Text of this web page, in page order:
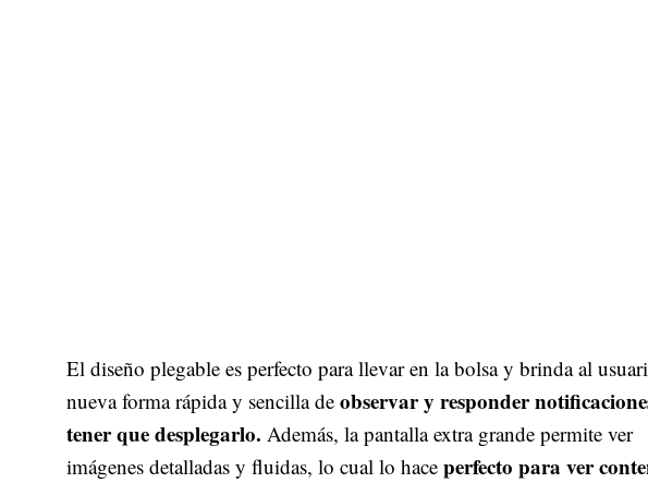
El diseño plegable es perfecto para llevar en la bolsa y brinda al
nueva forma rápida y sencilla de observar y responder
tener que desplegarlo. Además, la pantalla extra grande permite ver
imágenes detalladas y fluidas, lo cual lo hace perfecto para ver